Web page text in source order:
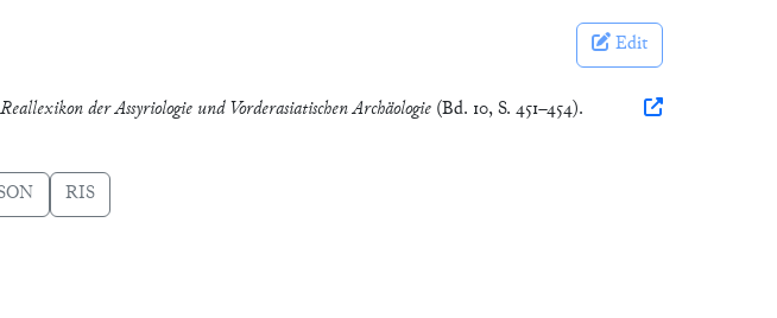
Edit
Reallexikon der Assyriologie und Vorderasiatischen Archäologie (Bd. 10, S. 451–454).
RIS